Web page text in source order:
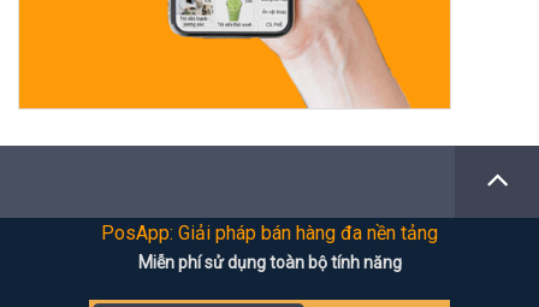
PosApp: Giải pháp bán hàng đa nền tảng
Miễn phí sử dụng toàn bộ tính năng